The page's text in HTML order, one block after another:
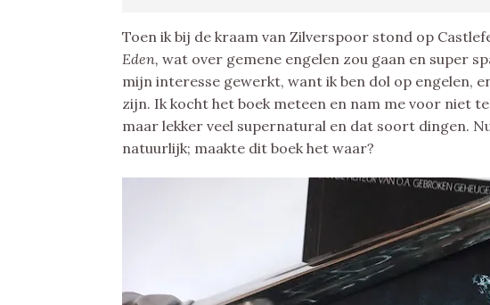
Toen ik bij de kraam van Zilverspoor stond op
Eden, wat over gemene engelen zou gaan en super
mijn interesse gewerkt, want ik ben dol op engelen,
zijn. Ik kocht het boek meteen en nam me voor niet
maar lekker veel supernatural en dat soort dingen.
natuurlijk; maakte dit boek het waar?